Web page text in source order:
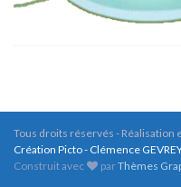
Tous droits réservés - Réalisation
Création Picto - Clémence
Construit avec
parThèmes